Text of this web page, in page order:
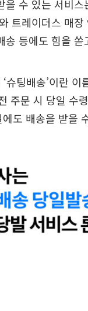
수 있는 서비스
트레이더스 매
송 등에도 힘을 쏟
슈팅배송’이란
주문 시 당일 수
도 배송을 받을